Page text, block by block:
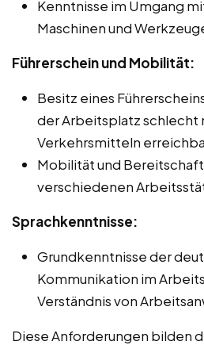
Kenntnisse im Umgang
Maschinen und
Führerschein und Mobilität:
Besitz eines
der Arbeitsplatz
Verkehrsmitteln
Mobilität und
verschiedenen
Sprachkenntnisse:
Grundkenntnisse der
Kommunikation im
Verständnis von
Diese Anforderungen bilden